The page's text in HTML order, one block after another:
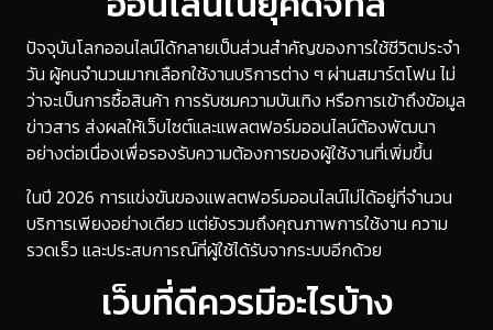
ปัจจุบันโลกออนไลน์ได้กลายเป็นส่วนสำคัญของการใช้ชีวิตประจำ
วัน ผู้คนจำนวนมากเลือกใช้งานบริการต่าง ๆ ผ่านสมาร์ตโฟน ไม่
ว่าจะเป็นการซื้อสินค้า การรับชมความบันเทิง หรือการเข้าถึงข้อมูล
ข่าวสาร ส่งผลให้เว็บไซต์และแพลตฟอร์มออนไลน์ต้องพัฒนา
อย่างต่อเนื่องเพื่อรองรับความต้องการของผู้ใช้งานที่เพิ่มขึ้น
ในปี 2026 การแข่งขันของแพลตฟอร์มออนไลน์ไม่ได้อยู่ที่จำนวน
บริการเพียงอย่างเดียว แต่ยังรวมถึงคุณภาพการใช้งาน ความ
รวดเร็ว และประสบการณ์ที่ผู้ใช้ได้รับจากระบบอีกด้วย
เว็บที่ดีควรมีอะไรบ้าง